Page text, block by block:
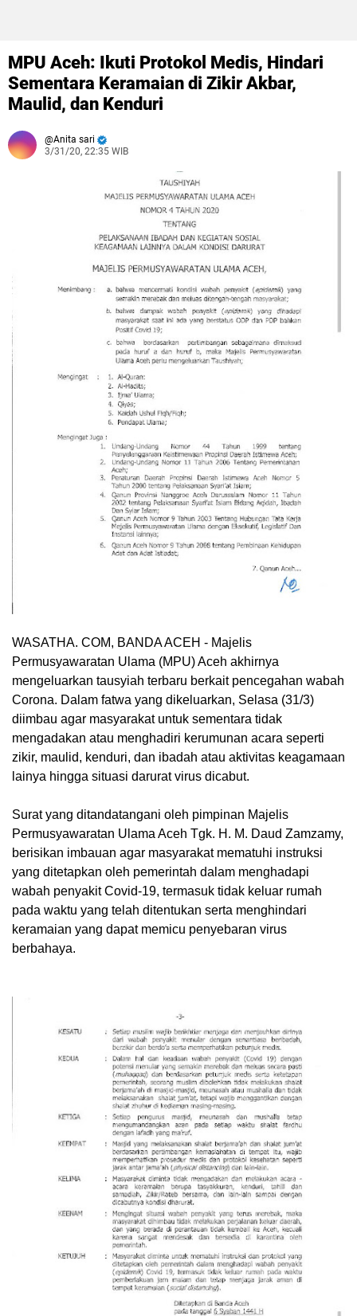
MPU Aceh: Ikuti Protokol Medis, Hindari
Sementara Keramaian di Zikir Akbar,
Maulid, dan Kenduri
Anita sari
3/31/20, 22:35 WIB
WASATHA. COM, BANDA ACEH - Majelis
Permusyawaratan Ulama (MPU) Aceh akhirnya
mengeluarkan tausyiah terbaru berkait pencegahan wabah
Corona. Dalam fatwa yang dikeluarkan, Selasa (31/3)
diimbau agar masyarakat untuk sementara tidak
mengadakan atau menghadiri kerumunan acara seperti
zikir, maulid, kenduri, dan ibadah atau aktivitas keagamaan
lainya hingga situasi darurat virus dicabut.
Surat yang ditandatangani oleh pimpinan Majelis
Permusyawaratan Ulama Aceh Tgk. H. M. Daud Zamzamy,
berisikan imbauan agar masyarakat mematuhi instruksi
yang ditetapkan oleh pemerintah dalam menghadapi
wabah penyakit Covid-19, termasuk tidak keluar rumah
pada waktu yang telah ditentukan serta menghindari
keramaian yang dapat memicu penyebaran virus
berbahaya.